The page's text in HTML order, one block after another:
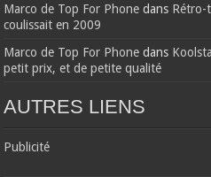
Marco de Top For Phone dans Rétro-
coulissait en 2009
Marco de Top For Phone dans
petit prix, et de petite qualité
AUTRES LIENS
Publicité